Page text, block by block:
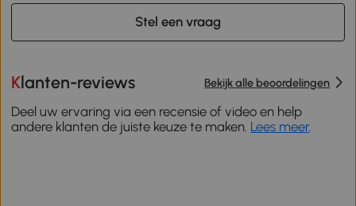
Stel een vraag
Klanten-reviews Bekijk alle beoordelingen
Deel uw ervaring via een recensie of video en help
andere klanten de juiste keuze te maken. Lees meer.